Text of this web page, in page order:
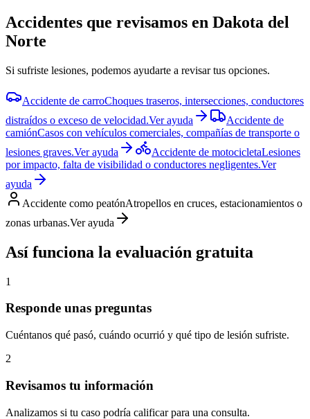
Accidentes que revisamos en Dakota del
Norte
Si sufriste lesiones, podemos ayudarte a revisar tus opciones.
Accidente de carroChoques traseros, intersecciones, conductores
distraídos o exceso de velocidad.Ver ayuda
Accidente de
camiónCasos con vehículos comerciales, compañías de transporte o
lesiones graves.Ver ayuda Accidente de motocicletaLesiones
por impacto, falta de visibilidad o conductores negligentes.Ver
ayuda
Accidente como peatónAtropellos en cruces, estacionamientos o
zonas urbanas.Ver ayuda
Así funciona la evaluación gratuita
1
Responde unas preguntas
Cuéntanos qué pasó, cuándo ocurrió y qué tipo de lesión sufriste.
2
Revisamos tu información
Analizamos si tu caso podría calificar para una consulta.